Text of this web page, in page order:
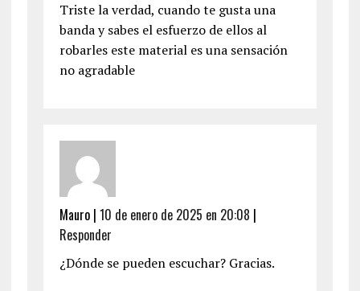
Triste la verdad, cuando te gusta una
banda y sabes el esfuerzo de ellos al
robarles este material es una sensación
no agradable
Mauro| 10 de enero de 2025 en 20:08 |
Responder
¿Dónde se pueden escuchar? Gracias.